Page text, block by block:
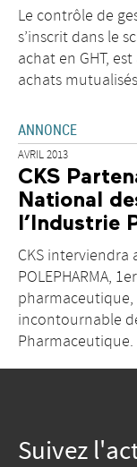
Le contrôle de
s’inscrit dans le
achat en GHT,
achats
ANNONCE
AVRIL 2013
CKS
National
l’Industrie
CKS interviendra
POLEPHARMA,
pharmaceutique,
incontournable
Pharmaceutique.
Suivez